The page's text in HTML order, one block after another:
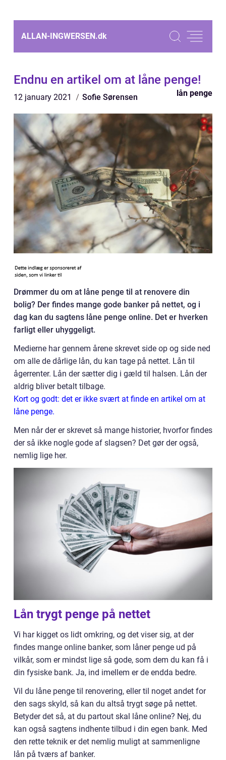
ALLAN-INGWERSEN.dk
Endnu en artikel om at låne penge!
12 january 2021 Sofie Sørensen lån penge
Drømmer du om at låne penge til at renovere din
bolig? Der findes mange gode banker på nettet, og i
dag kan du sagtens låne penge online. Det er hverken
farligt eller uhyggeligt.
Medierne har gennem årene skrevet side op og side ned
om alle de dårlige lån, du kan tage på nettet. Lån til
ågerrenter. Lån der sætter dig i gæld til halsen. Lån der
aldrig bliver betalt tilbage.
Kort og godt: det er ikke svært at finde en artikel om at
låne penge.
Men når der er skrevet så mange historier, hvorfor findes
der så ikke nogle gode af slagsen? Det gør der også,
nemlig lige her.
Lån trygt penge på nettet
Vi har kigget os lidt omkring, og det viser sig, at der
findes mange online banker, som låner penge ud på
vilkår, som er mindst lige så gode, som dem du kan få i
din fysiske bank. Ja, ind imellem er de endda bedre.
Vil du låne penge til renovering, eller til noget andet for
den sags skyld, så kan du altså trygt søge på nettet.
Betyder det så, at du partout skal låne online? Nej, du
kan også sagtens indhente tilbud i din egen bank. Med
den rette teknik er det nemlig muligt at sammenligne
lån på tværs af banker.